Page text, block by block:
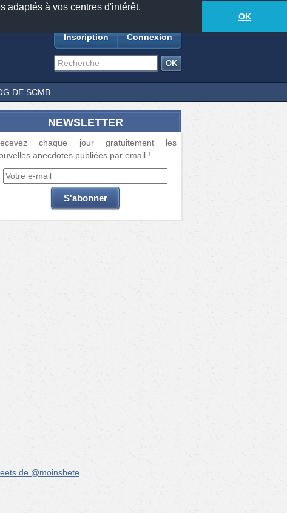
adaptés à vos centres d'intérêt.
OK
Feeds18877anecdotes-612lecteurs connectés
Inscription Connexion
DE SCMB
NEWSLETTER
chaque jour gratuitement les
anecdotes publiées par email !
de @moinsbete